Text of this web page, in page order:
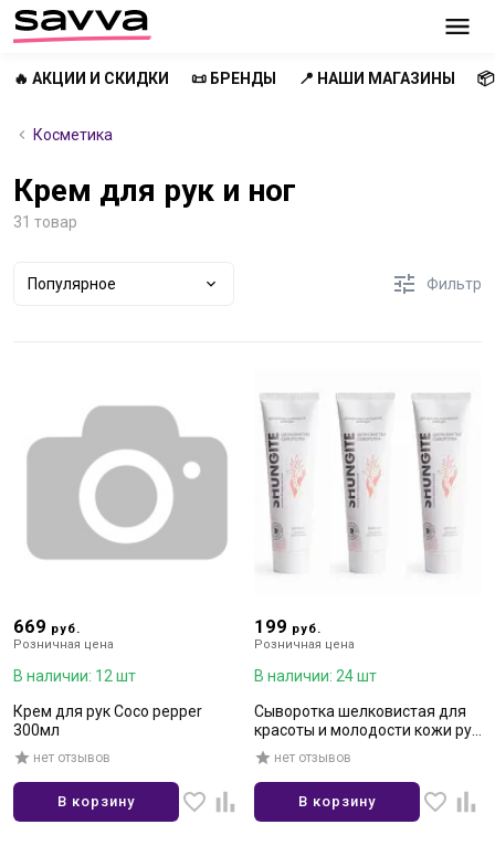
🔥 АКЦИИ И СКИДКИ 📜 БРЕНДЫ 📍 НАШИ МАГАЗИНЫ
Косметика
Крем для рук и ног
31 товар
Популярное Фильтр
669 руб.
Розничная цена
В наличии: 12 шт
Крем для рук Coco pepper
300мл
нет отзывов
В корзину
199 руб.
Розничная цена
В наличии: 24 шт
Сыворотка шелковистая для
красоты и молодости кожи рук
Шунгит 100мл
нет отзывов
В корзину